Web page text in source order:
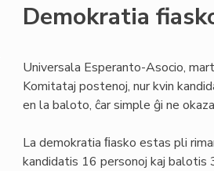
Demokratia
Universala Esperanto-Asocio,
Komitataj postenoj, nur kvin
en la baloto, ĉar simple ĝi ne
La demokratia ﬁasko estas pli
kandidatis 16 personoj kaj balotis